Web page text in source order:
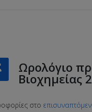
Ωρολόγιο
Βιοχημείας
στο